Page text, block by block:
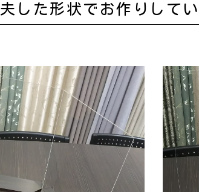
した形状でお作りして